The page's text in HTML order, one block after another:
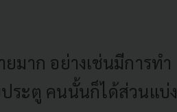
มาก อย่างเช่นมีการทำ
ประตู คนนั้นก็ได้ส่วนแบ่ง